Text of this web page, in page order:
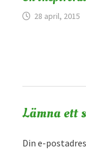
28 april, 2015
Lämna ett
Din e-